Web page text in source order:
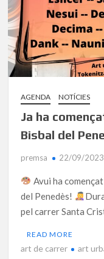
AGENDA NOTÍCIES
Ja ha
Bisbal del
premsa 22/09/2023
Avui ha
del Penedès!
pel carrer Santa
READ MORE
art de carrer art